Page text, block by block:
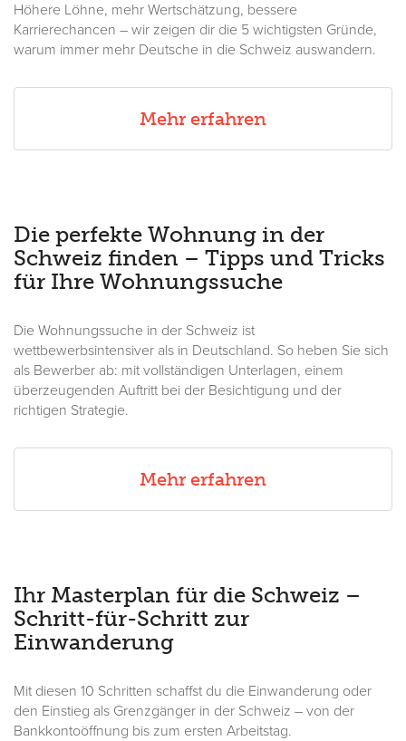
Höhere Löhne, mehr Wertschätzung, bessere
Karrierechancen – wir zeigen dir die 5 wichtigsten Gründe,
warum immer mehr Deutsche in die Schweiz auswandern.
Mehr erfahren
Die perfekte Wohnung in der
Schweiz finden – Tipps und Tricks
für Ihre Wohnungssuche
Die Wohnungssuche in der Schweiz ist
wettbewerbsintensiver als in Deutschland. So heben Sie sich
als Bewerber ab: mit vollständigen Unterlagen, einem
überzeugenden Auftritt bei der Besichtigung und der
richtigen Strategie.
Mehr erfahren
Ihr Masterplan für die Schweiz –
Schritt-für-Schritt zur
Einwanderung
Mit diesen 10 Schritten schaffst du die Einwanderung oder
den Einstieg als Grenzgänger in der Schweiz – von der
Bankkontoöffnung bis zum ersten Arbeitstag.